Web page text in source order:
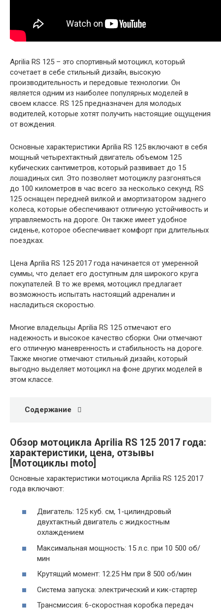
Aprilia RS 125 – это спортивный мотоцикл, который
сочетает в себе стильный дизайн, высокую
производительность и передовые технологии. Он
является одним из наиболее популярных моделей в
своем классе. RS 125 предназначен для молодых
водителей, которые хотят получить настоящие ощущения
от вождения.
Основные характеристики Aprilia RS 125 включают в себя
мощный четырехтактный двигатель объемом 125
кубических сантиметров, который развивает до 15
лошадиных сил. Это позволяет мотоциклу разгоняться
до 100 километров в час всего за несколько секунд. RS
125 оснащен передней вилкой и амортизатором заднего
колеса, которые обеспечивают отличную устойчивость и
управляемость на дороге. Он также имеет удобное
сиденье, которое обеспечивает комфорт при длительных
поездках.
Цена Aprilia RS 125 2017 года начинается от умеренной
суммы, что делает его доступным для широкого круга
покупателей. В то же время, мотоцикл предлагает
возможность испытать настоящий адреналин и
насладиться скоростью.
Многие владельцы Aprilia RS 125 отмечают его
надежность и высокое качество сборки. Они отмечают
его отличную маневренность и стабильность на дороге.
Также многие отмечают стильный дизайн, который
выгодно выделяет мотоцикл на фоне других моделей в
этом классе.
Содержание
Обзор мотоцикла Aprilia RS 125 2017 года:
характеристики, цена, отзывы
[Мотоциклы moto]
Основные характеристики мотоцикла Aprilia RS 125 2017
года включают:
Двигатель: 125 куб. см, 1-цилиндровый
двухтактный двигатель с жидкостным
охлаждением
Максимальная мощность: 15 л.с. при 10 500 об/
мин
Крутящий момент: 12.25 Нм при 8 500 об/мин
Система запуска: электрический и кик-стартер
Трансмиссия: 6-скоростная коробка передач